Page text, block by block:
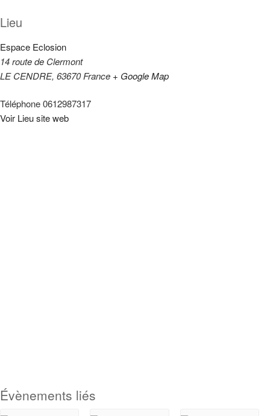
Lieu
Espace Eclosion
14 route de Clermont
LE CENDRE, 63670 France + Google Map
Téléphone0612987317
Voir Lieu site web
Évènements liés